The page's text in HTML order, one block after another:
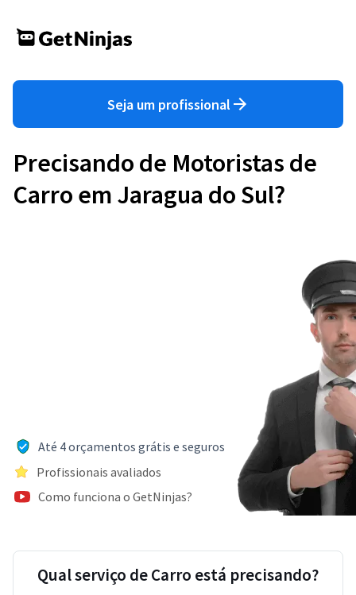
Seja um profissional
Precisando de Motoristas de
Carro em Jaragua do Sul?
Até 4 orçamentos grátis e seguros
Profissionais avaliados
Como funciona o GetNinjas?
Qual serviço de Carro está precisando?